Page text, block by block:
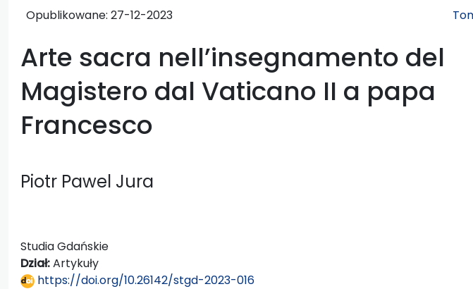
Opublikowane: 27-12-2023
Arte sacra nell’insegnamento del
Magistero dal Vaticano II a papa
Francesco
Piotr Pawel Jura
Studia Gdańskie
Dział:Artykuły
https://doi.org/10.26142/stgd-2023-016